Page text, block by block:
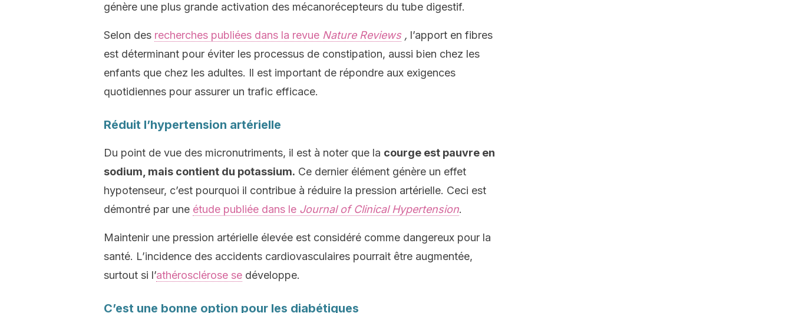
génère une plus grande activation des mécanorécepteurs du tube digestif.
Selon des recherches publiées dans la revue Nature Reviews , l’apport en fibres
est déterminant pour éviter les processus de constipation, aussi bien chez les
enfants que chez les adultes. Il est important de répondre aux exigences
quotidiennes pour assurer un trafic efficace.
Réduit l’hypertension artérielle
Du point de vue des micronutriments, il est à noter que la courge est pauvre en
sodium, mais contient du potassium. Ce dernier élément génère un effet
hypotenseur, c’est pourquoi il contribue à réduire la pression artérielle. Ceci est
démontré par une étude publiée dans le Journal of Clinical Hypertension.
Maintenir une pression artérielle élevée est considéré comme dangereux pour la
santé. L’incidence des accidents cardiovasculaires pourrait être augmentée,
surtout si l’athérosclérose se développe.
C’est une bonne option pour les diabétiques